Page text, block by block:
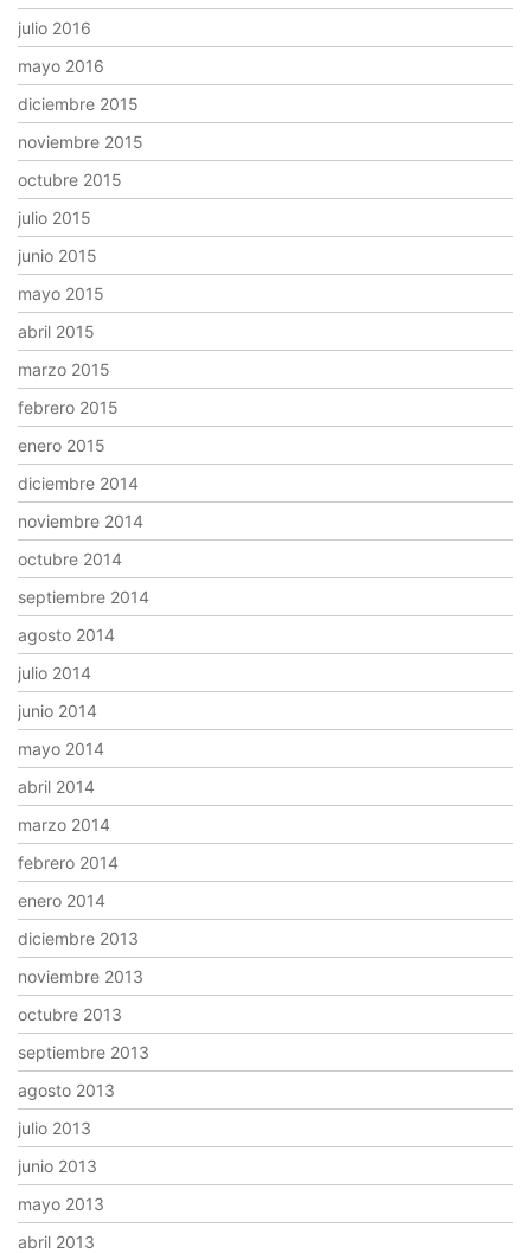
julio 2016
mayo 2016
diciembre 2015
noviembre 2015
octubre 2015
julio 2015
junio 2015
mayo 2015
abril 2015
marzo 2015
febrero 2015
enero 2015
diciembre 2014
noviembre 2014
octubre 2014
septiembre 2014
agosto 2014
julio 2014
junio 2014
mayo 2014
abril 2014
marzo 2014
febrero 2014
enero 2014
diciembre 2013
noviembre 2013
octubre 2013
septiembre 2013
agosto 2013
julio 2013
junio 2013
mayo 2013
abril 2013